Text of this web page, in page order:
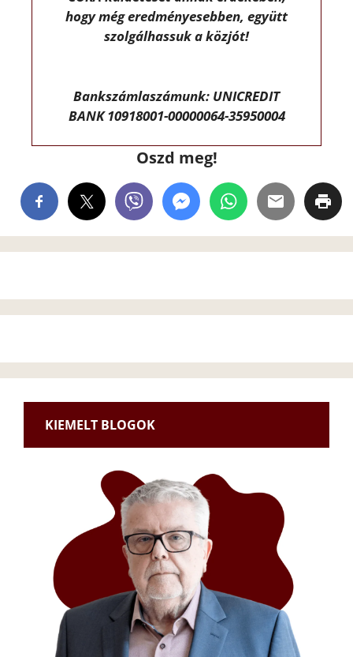
hogy még eredményesebben, együtt
szolgálhassuk a közjót!
Bankszámlaszámunk: UNICREDIT
BANK 10918001-00000064-35950004
Oszd meg!
KIEMELT BLOGOK